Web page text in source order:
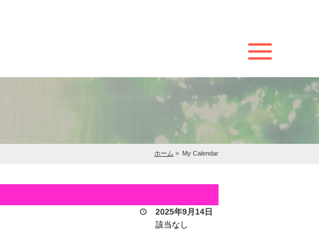
ホーム > My Calendar
2025年9月14日
該当なし